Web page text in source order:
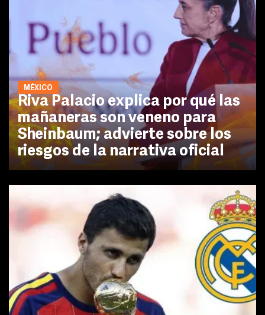
MÉXICO
Riva Palacio explica por qué las
mañaneras son veneno para
Sheinbaum; advierte sobre los
riesgos de la narrativa oficial